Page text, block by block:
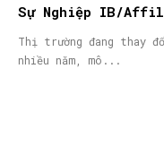
Sự Nghiệp IB/
Thị trường đang thay đổi
nhiều năm, mô...